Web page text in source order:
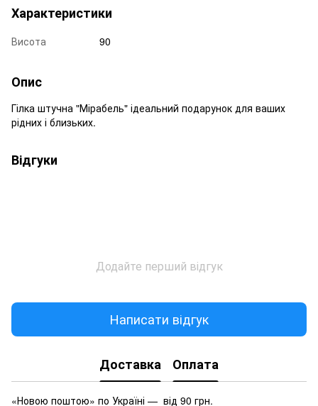
Характеристики
Висота 90
Опис
Гілка штучна "Мірабель" ідеальний подарунок для ваших
рідних і близьких.
Відгуки
Додайте перший відгук
Написати відгук
Доставка Оплата
«Новою поштою» по Україні — від 90 грн.